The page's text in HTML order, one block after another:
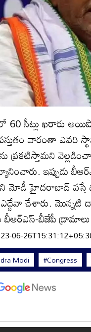
60 సీట్లు ఖరారు
వారంతా ఎవరి
ప్రకటిస్తామని
ఇప్పుడు
మోడీ హైదరాబాద్
ఎద్దేవా చేశారు.
బీఆర్ఎస్-బీజేపీ
06-
Modi #Congress